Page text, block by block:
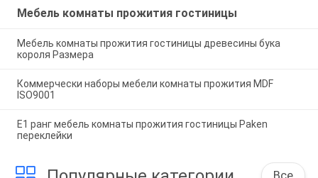
Мебель комнаты прожития гостиницы
Мебель комнаты прожития гостиницы древесины бука
короля Размера
Коммерчески наборы мебели комнаты прожития MDF
ISO9001
E1 ранг мебель комнаты прожития гостиницы Paken
переклейки
Все